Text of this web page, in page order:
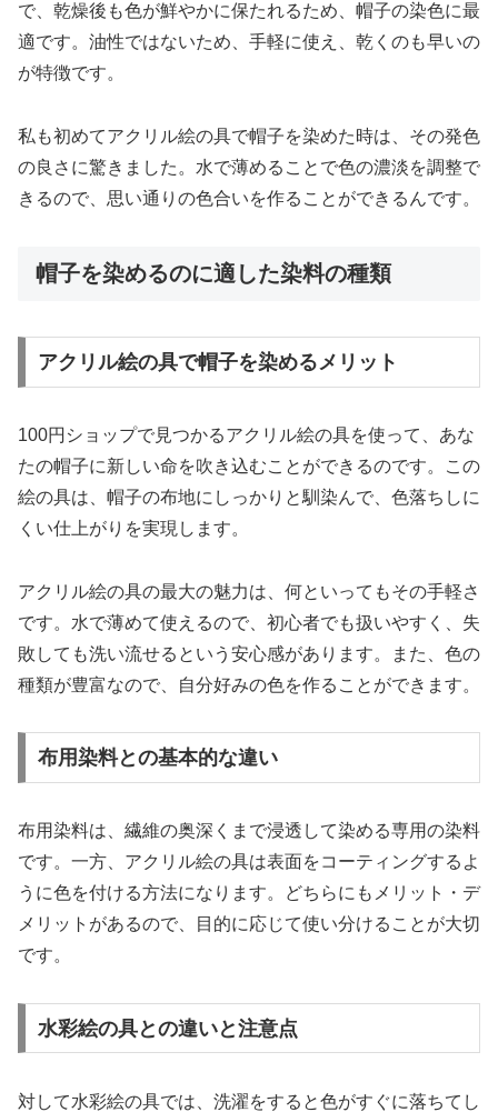
で、乾燥後も色が鮮やかに保たれるため、帽子の染色に最
適です。油性ではないため、手軽に使え、乾くのも早いの
が特徴です。
私も初めてアクリル絵の具で帽子を染めた時は、その発色
の良さに驚きました。水で薄めることで色の濃淡を調整で
きるので、思い通りの色合いを作ることができるんです。
帽子を染めるのに適した染料の種類
アクリル絵の具で帽子を染めるメリット
100円ショップで見つかるアクリル絵の具を使って、あな
たの帽子に新しい命を吹き込むことができるのです。この
絵の具は、帽子の布地にしっかりと馴染んで、色落ちしに
くい仕上がりを実現します。
アクリル絵の具の最大の魅力は、何といってもその手軽さ
です。水で薄めて使えるので、初心者でも扱いやすく、失
敗しても洗い流せるという安心感があります。また、色の
種類が豊富なので、自分好みの色を作ることができます。
布用染料との基本的な違い
布用染料は、繊維の奥深くまで浸透して染める専用の染料
です。一方、アクリル絵の具は表面をコーティングするよ
うに色を付ける方法になります。どちらにもメリット・デ
メリットがあるので、目的に応じて使い分けることが大切
です。
水彩絵の具との違いと注意点
対して水彩絵の具では、洗濯をすると色がすぐに落ちてし